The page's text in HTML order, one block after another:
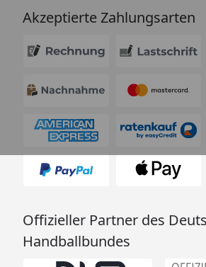
Akzeptierte Zahlungsarten
Offizieller Partner des
Handballbundes